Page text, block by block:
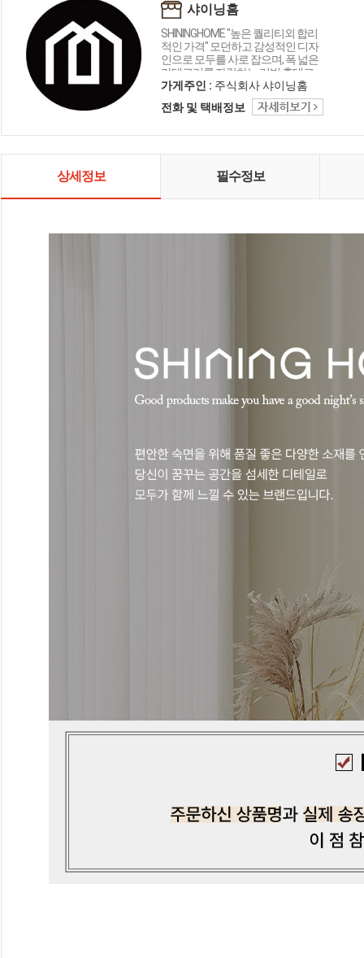
샤이닝홈
SHININGHOME "높은 퀄리티외 합리
적인 가격" 모던하고 감성적인 디자
인으로 모두를 사로 잡으며, 폭 넓은
카테고리를 자랑하는 리빙 홈데코
인테리어 샤이닝홈입니다.
가게주인 : 주식회사 샤이닝홈
전화 및 택배정보
상세정보 필수정보